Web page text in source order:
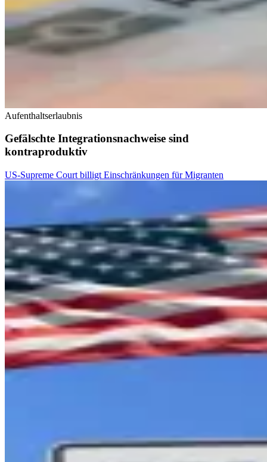
Aufenthaltserlaubnis
Gefälschte Integrationsnachweise sind
kontraproduktiv
US-Supreme Court billigt Einschränkungen für Migranten